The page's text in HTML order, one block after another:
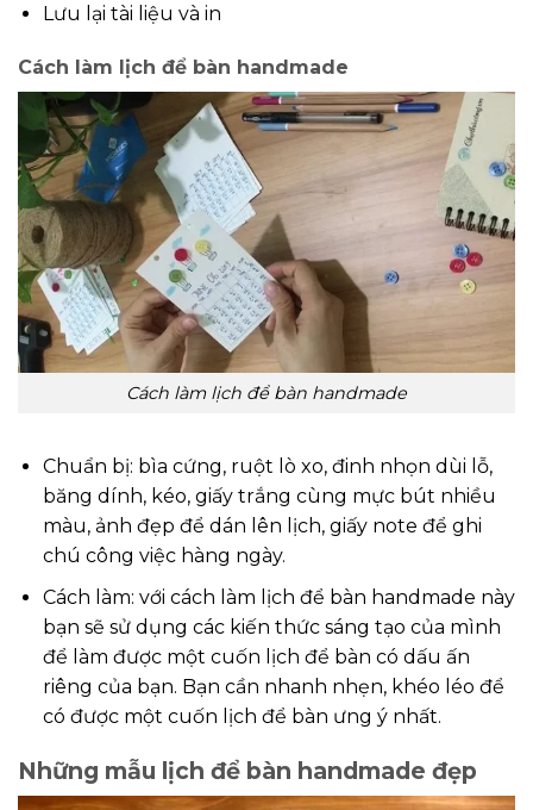
Lưu lại tài liệu và in
Cách làm lịch để bàn handmade
Cách làm lịch để bàn handmade
Chuẩn bị: bìa cứng, ruột lò xo, đinh nhọn dùi lỗ,
băng dính, kéo, giấy trắng cùng mực bút nhiều
màu, ảnh đẹp để dán lên lịch, giấy note để ghi
chú công việc hàng ngày.
Cách làm: với cách làm lịch để bàn handmade này
bạn sẽ sử dụng các kiến thức sáng tạo của mình
để làm được một cuốn lịch để bàn có dấu ấn
riêng của bạn. Bạn cần nhanh nhẹn, khéo léo để
có được một cuốn lịch để bàn ưng ý nhất.
Những mẫu lịch để bàn handmade đẹp